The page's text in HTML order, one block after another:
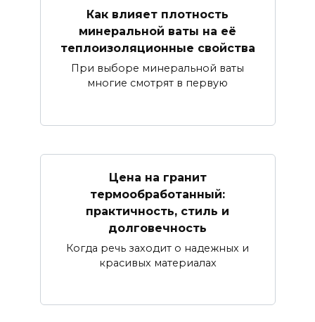
Как влияет плотность
минеральной ваты на её
теплоизоляционные свойства
При выборе минеральной ваты
многие смотрят в первую
Цена на гранит
термообработанный:
практичность, стиль и
долговечность
Когда речь заходит о надежных и
красивых материалах